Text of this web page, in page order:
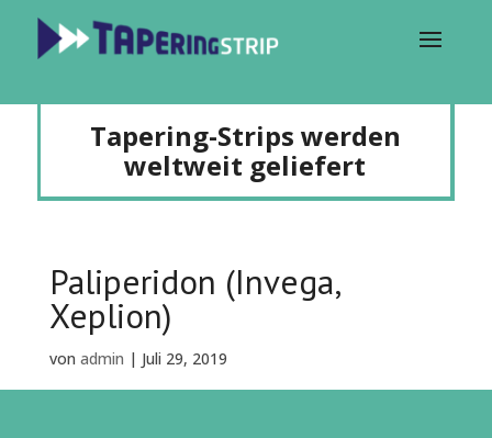
Tapering-Strips werden
weltweit geliefert
Paliperidon (Invega,
Xeplion)
von admin | Juli 29, 2019